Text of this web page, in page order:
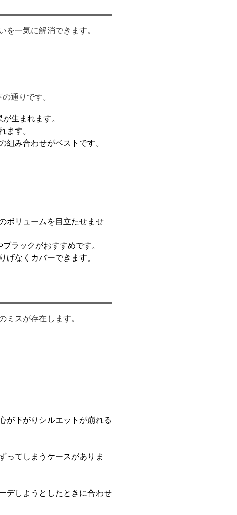
一気に解消できます。
通りです。
生まれます。
す。
み合わせがベストです。
ボリュームを目立たせませ
ラックがおすすめです。
なくカバーできます。
スが存在します。
が下がりシルエットが崩れる
ってしまうケースがありま
デしようとしたときに合わせ